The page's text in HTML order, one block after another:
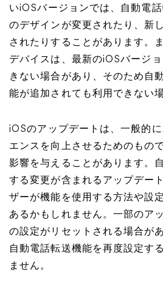
いiOSバージョンでは、自動電
のデザインが変更されたり、新
されたりすることがあります。
デバイスは、最新のiOSバージ
きない場合があり、そのため自
能が追加されても利用できない
iOSのアップデートは、一般的
エンスを向上させるためのもの
影響を与えることがあります。
する変更が含まれるアップデー
ザーが機能を使用する方法や設
あるかもしれません。一部のア
の設定がリセットされる場合が
自動電話転送機能を再度設定す
ません。